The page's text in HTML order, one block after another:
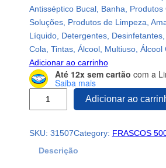
Antisséptico Bucal, Banha, Produtos
Soluções, Produtos de Limpeza,
Líquido, Detergentes, Desinfetantes,
Cola, Tintas, Álcool, Multiuso, Álcool
Adicionar ao carrinho
Até 12x sem cartão com a
Saiba mais
R
Adicionar ao
SKU: 31507Category: FRASCOS
Descrição